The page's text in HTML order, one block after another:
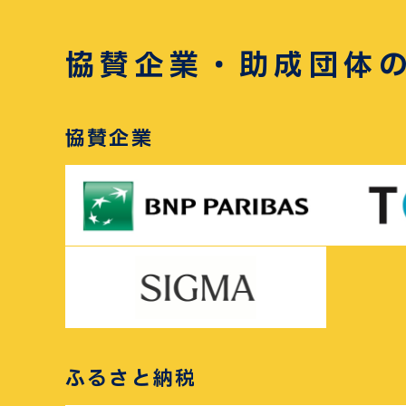
協賛企業・助成団体
協賛企業
ふるさと納税